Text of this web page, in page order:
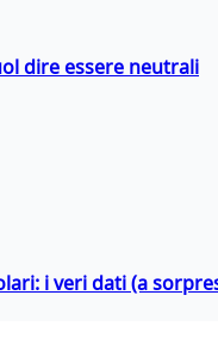
dire essere neutrali
i veri dati (a